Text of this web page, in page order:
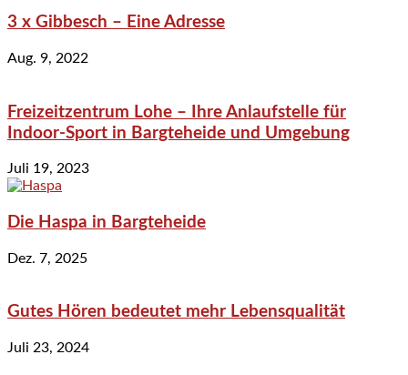
3 x Gibbesch – Eine Adresse
Aug. 9, 2022
Freizeitzentrum Lohe – Ihre Anlaufstelle für
Indoor-Sport in Bargteheide und Umgebung
Juli 19, 2023
Die Haspa in Bargteheide
Dez. 7, 2025
Gutes Hören bedeutet mehr Lebensqualität
Juli 23, 2024